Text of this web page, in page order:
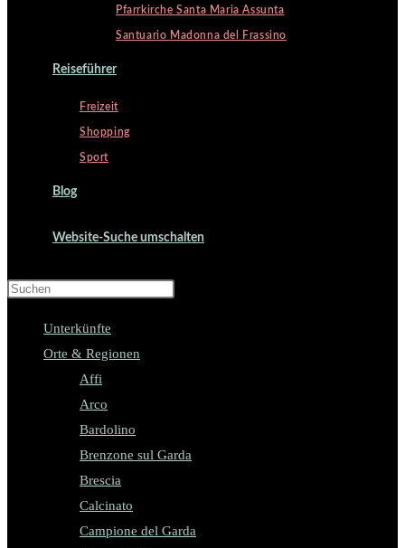
Pfarrkirche Santa Maria Assunta
Santuario Madonna del Frassino
Reiseführer
Freizeit
Shopping
Sport
Blog
Website-Suche umschalten
Unterkünfte
Orte & Regionen
Affi
Arco
Bardolino
Brenzone sul Garda
Brescia
Calcinato
Campione del Garda